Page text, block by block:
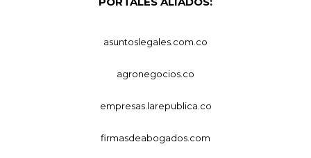
asuntoslegales.com.co
agronegocios.co
empresas.larepublica.co
firmasdeabogados.com